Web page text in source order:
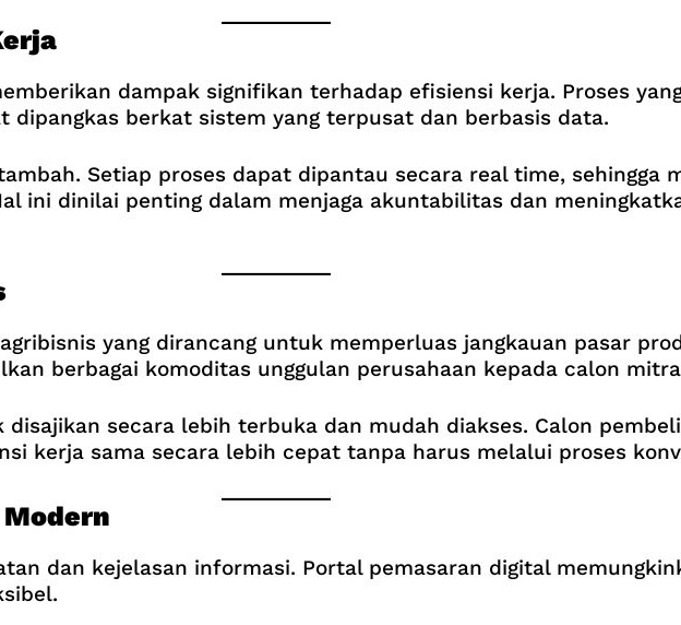
dampak signifikan terhadap efisiensi kerja. Proses
berkat sistem yang terpusat dan berbasis data.
Setiap proses dapat dipantau secara real time, sehingga
ini dinilai penting dalam menjaga akuntabilitas dan
yang dirancang untuk memperluas jangkauan pasar
berbagai komoditas unggulan perusahaan kepada calon
secara lebih terbuka dan mudah diakses. Calon
kerja sama secara lebih cepat tanpa harus melalui proses
dan kejelasan informasi. Portal pemasaran digital